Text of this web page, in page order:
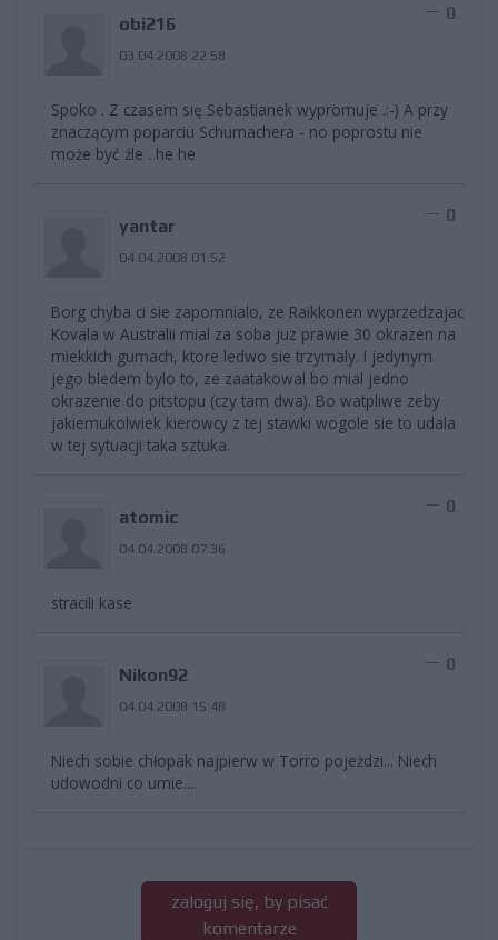
obi216
03.04.2008 22:58
0
Spoko . Z czasem się Sebastianek wypromuje .:-) A przy
znaczącym poparciu Schumachera - no poprostu nie
może być źle . he he
yantar
04.04.2008 01:52
0
Borg chyba ci sie zapomnialo, ze Raikkonen wyprzedzajac
Kovala w Australii mial za soba juz prawie 30 okrazen na
miekkich gumach, ktore ledwo sie trzymaly. I jedynym
jego bledem bylo to, ze zaatakowal bo mial jedno
okrazenie do pitstopu (czy tam dwa). Bo watpliwe zeby
jakiemukolwiek kierowcy z tej stawki wogole sie to udala
w tej sytuacji taka sztuka.
atomic
04.04.2008 07:36
0
stracili kase
Nikon92
04.04.2008 15:48
0
Niech sobie chłopak najpierw w Torro pojeżdzi... Niech
udowodni co umie....
zaloguj się, by pisać
komentarze